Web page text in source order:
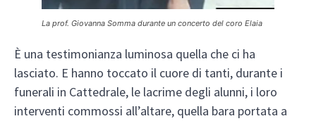
La prof. Giovanna Somma durante un concerto del coro Elaia
È una testimonianza luminosa quella che ci ha
lasciato. E hanno toccato il cuore di tanti, durante i
funerali in Cattedrale, le lacrime degli alunni, i loro
interventi commossi all’altare, quella bara portata a